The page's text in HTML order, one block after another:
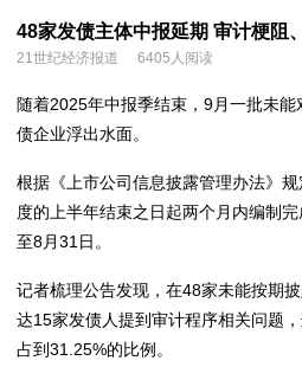
48家发债主体中报延期 审计梗阻
21世纪经济报道 6405人阅读
随着2025年中报季结束，9月一批未能
债企业浮出水面。
根据《上市公司信息披露管理办法》
度的上半年结束之日起两个月内编制
至8月31日。
记者梳理公告发现，在48家未能按期
达15家发债人提到审计程序相关问题
占到31.25%的比例。